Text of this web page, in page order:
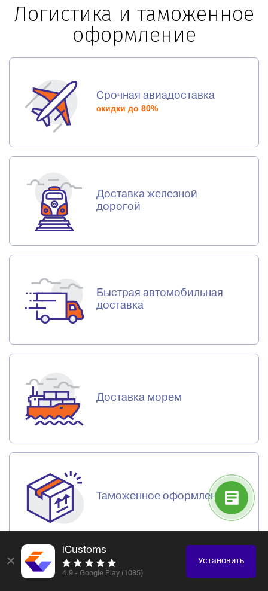
Логистика и таможенное
оформление
Срочная авиадоставка
скидки до 80%
Доставка железной
дорогой
Быстрая автомобильная
доставка
Доставка морем
Таможенное оформление
×
iCustoms
4.9 - Google Play (1085)
Установить